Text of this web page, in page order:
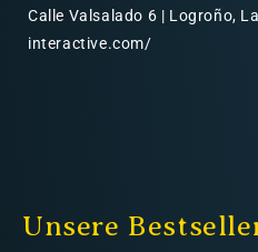
Calle Valsalado 6 | Logroño,
interactive.com/
Unsere